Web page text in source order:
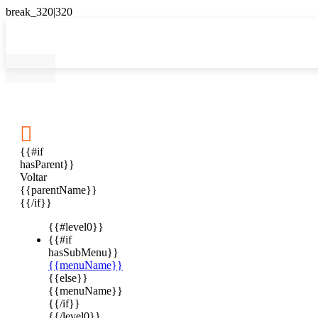

{{#if
hasParent}}
Voltar
{{parentName}}
{{/if}}
{{#level0}}
{{#if
hasSubMenu}}
{{menuName}}
{{else}}
{{menuName}}
{{/if}}